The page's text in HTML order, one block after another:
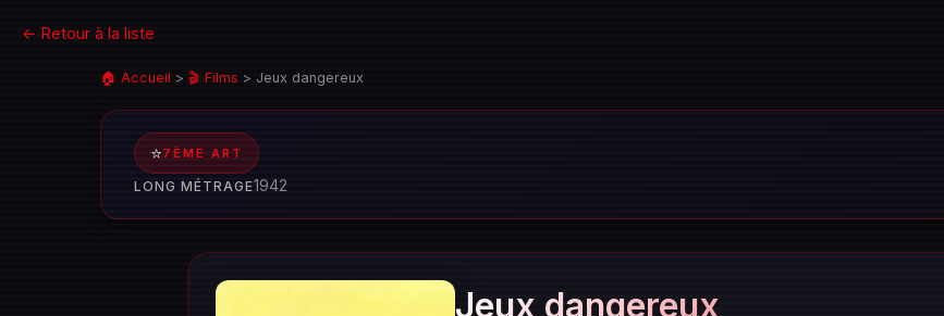
← Retour à la liste
🏠 Accueil > 🎬 Films > Jeux dangereux
⭐7ÈME ART
LONG MÉTRAGE1942
Jeux dangereux